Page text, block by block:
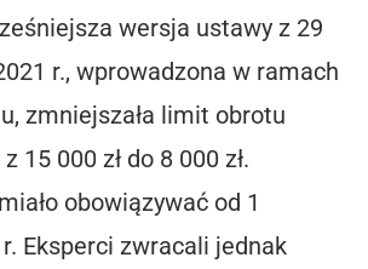
wersja ustawy z 29
r., wprowadzona w ramach
zmniejszała limit obrotu
15 000 zł do 8 000 zł.
obowiązywać od 1
Eksperci zwracali jednak